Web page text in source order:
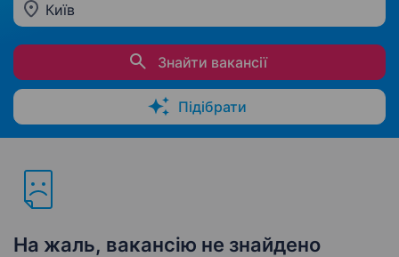
Київ
Знайти вакансії
Підібрати
На жаль, вакансію не знайдено